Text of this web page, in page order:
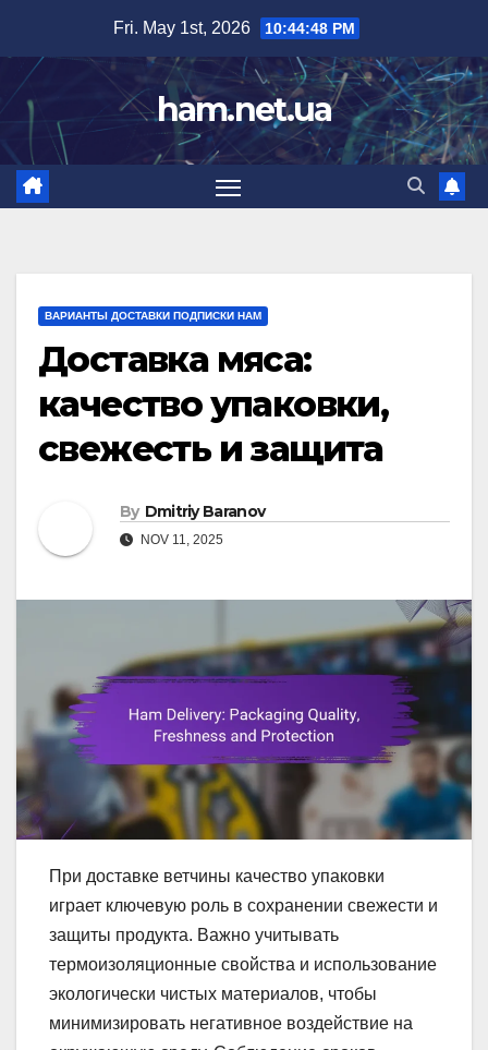
content
Fri. May 1st, 2026 10:44:50 PM
ham.net.ua
ВАРИАНТЫ ДОСТАВКИ ПОДПИСКИ HAM
Доставка мяса:
качество упаковки,
свежесть и защита
By Dmitriy Baranov
NOV 11, 2025
При доставке ветчины качество упаковки
играет ключевую роль в сохранении свежести и
защиты продукта. Важно учитывать
термоизоляционные свойства и использование
экологически чистых материалов, чтобы
минимизировать негативное воздействие на